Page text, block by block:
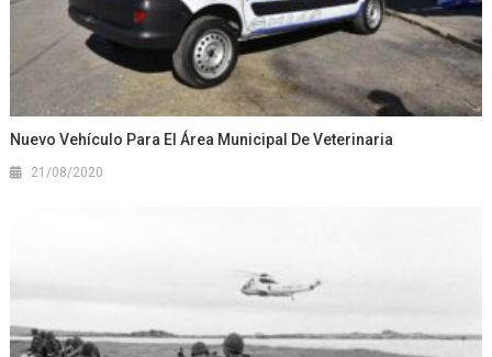
Nuevo Vehículo Para El Área Municipal De Veterinaria
21/08/2020